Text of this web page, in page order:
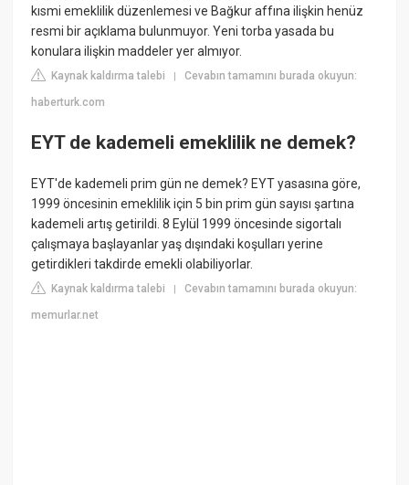
kısmi emeklilik düzenlemesi ve Bağkur affına ilişkin henüz
resmi bir açıklama bulunmuyor. Yeni torba yasada bu
konulara ilişkin maddeler yer almıyor.
Kaynak kaldırma talebi |Cevabın tamamını burada okuyun:
haberturk.com
EYT de kademeli emeklilik ne demek?
EYT'de kademeli prim gün ne demek? EYT yasasına göre,
1999 öncesinin emeklilik için 5 bin prim gün sayısı şartına
kademeli artış getirildi. 8 Eylül 1999 öncesinde sigortalı
çalışmaya başlayanlar yaş dışındaki koşulları yerine
getirdikleri takdirde emekli olabiliyorlar.
Kaynak kaldırma talebi |Cevabın tamamını burada okuyun:
memurlar.net